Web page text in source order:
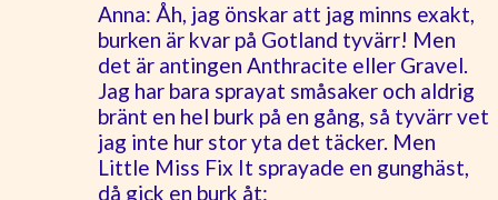
Anna: Åh, jag önskar att jag minns exakt,
burken är kvar på Gotland tyvärr! Men
det är antingen Anthracite eller Gravel.
Jag har bara sprayat småsaker och aldrig
bränt en hel burk på en gång, så tyvärr vet
jag inte hur stor yta det täcker. Men
Little Miss Fix It sprayade en gunghäst,
då gick en burk åt: